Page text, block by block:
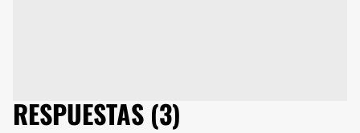
RESPUESTAS (3)